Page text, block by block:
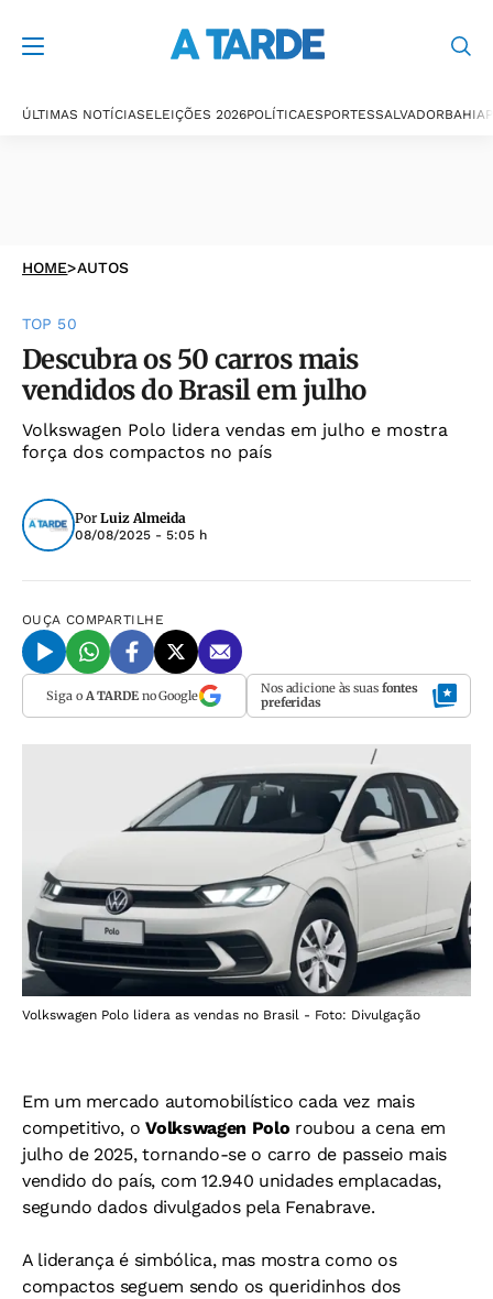
ÚLTIMAS NOTÍCIASELEIÇÕES 2026POLÍTICAESPORTESSALVADORBAHIA
HOME>AUTOS
TOP 50
Descubra os 50 carros mais
vendidos do Brasil em julho
Volkswagen Polo lidera vendas em julho e mostra
força dos compactos no país
Por Luiz Almeida
08/08/2025 - 5:05 h
OUÇA COMPARTILHE
Siga o A TARDEno Google Nos adicione às suas fontes
preferidas
Volkswagen Polo lidera as vendas no Brasil - Foto: Divulgação
Em um mercado automobilístico cada vez mais
competitivo, oVolkswagen Polo roubou a cena em
julho de 2025, tornando-se o carro de passeio mais
vendido do país, com 12.940 unidades emplacadas,
segundo dados divulgados pela Fenabrave.
A liderança é simbólica, mas mostra como os
compactos seguem sendo os queridinhos dos